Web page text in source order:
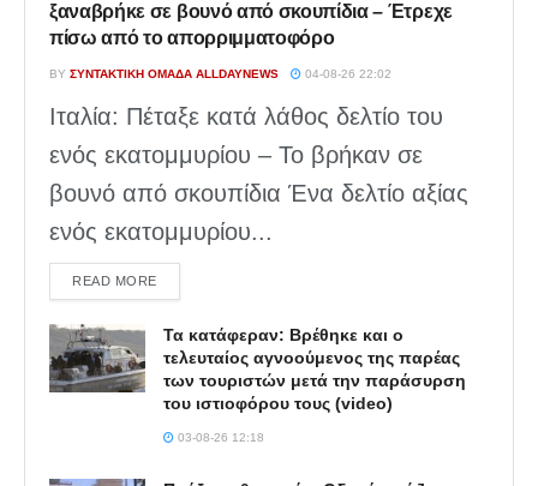
ξαναβρήκε σε βουνό από σκουπίδια – Έτρεχε
πίσω από το απορριμματοφόρο
BY ΣΥΝΤΑΚΤΙΚΉ ΟΜΆΔΑ ALLDAYNEWS 04-08-26 22:02
Ιταλία: Πέταξε κατά λάθος δελτίο του
ενός εκατομμυρίου – Το βρήκαν σε
βουνό από σκουπίδια Ένα δελτίο αξίας
ενός εκατομμυρίου...
READ MOREDETAILS
Τα κατάφεραν: Βρέθηκε και ο
τελευταίος αγνοούμενος της παρέας
των τουριστών μετά την παράσυρση
του ιστιοφόρου τους (video)
03-08-26 12:18